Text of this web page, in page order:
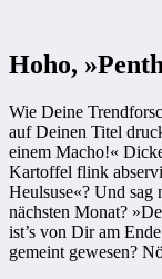
Hoho,
Wie Deine
auf Deinen Titel
einem Macho!«
Kartoffel flink
Heulsuse«? Und sag
nächsten Monat?
ist’s von Dir am
gemeint gewesen?